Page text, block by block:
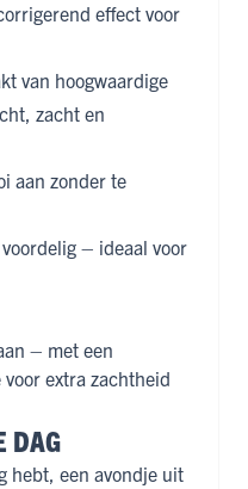
effect voor
van hoogwaardige
zacht en
aan zonder te
– ideaal voor
– met een
extra zachtheid
DAG
hebt, een avondje uit